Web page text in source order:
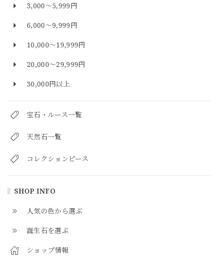
3,000～5,999円
6,000～9,999円
10,000～19,999円
20,000～29,999円
30,000円以上
宝石・ルース一覧
天然石一覧
コレクションピース
SHOP INFO
人気の色から選ぶ
誕生石を選ぶ
ショップ情報